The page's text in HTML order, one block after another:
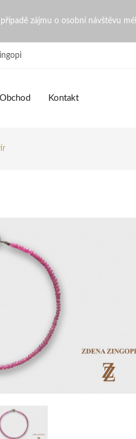
případě zájmu o osobní návštěvu
Obchod Kontakt